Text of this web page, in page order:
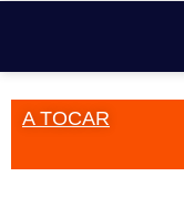
A TOCAR